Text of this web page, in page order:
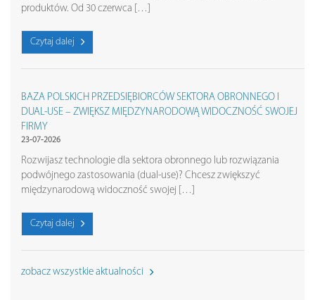
produktów. Od 30 czerwca […]
Czytaj dalej
BAZA POLSKICH PRZEDSIĘBIORCÓW SEKTORA OBRONNEGO I
DUAL-USE – ZWIĘKSZ MIĘDZYNARODOWĄ WIDOCZNOŚĆ SWOJEJ
FIRMY
23-07-2026
Rozwijasz technologie dla sektora obronnego lub rozwiązania
podwójnego zastosowania (dual-use)? Chcesz zwiększyć
międzynarodową widoczność swojej […]
Czytaj dalej
zobacz wszystkie aktualności